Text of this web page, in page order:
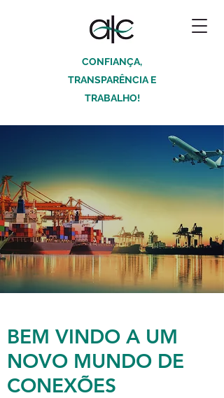
CONFIANÇA,
TRANSPARÊNCIA E
TRABALHO!
BEM VINDO A UM
NOVO MUNDO DE
CONEXÕES